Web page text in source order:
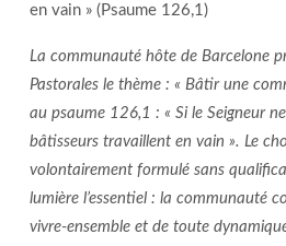
en vain » (Psaume 126,1)
La communauté hôte de Barcelone
Pastorales le thème : « Bâtir une
au psaume 126,1 : « Si le Seigneur
bâtisseurs travaillent en vain ». Le
volontairement formulé sans
lumière l’essentiel : la communauté
vivre-ensemble et de toute